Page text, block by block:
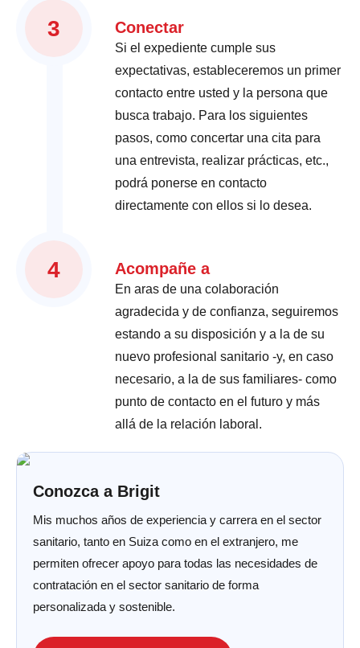
3 Conectar
Si el expediente cumple sus
expectativas, estableceremos un primer
contacto entre usted y la persona que
busca trabajo. Para los siguientes
pasos, como concertar una cita para
una entrevista, realizar prácticas, etc.,
podrá ponerse en contacto
directamente con ellos si lo desea.
4 Acompañe a
En aras de una colaboración
agradecida y de confianza, seguiremos
estando a su disposición y a la de su
nuevo profesional sanitario -y, en caso
necesario, a la de sus familiares- como
punto de contacto en el futuro y más
allá de la relación laboral.
Conozca a Brigit
Mis muchos años de experiencia y carrera en el sector
sanitario, tanto en Suiza como en el extranjero, me
permiten ofrecer apoyo para todas las necesidades de
contratación en el sector sanitario de forma
personalizada y sostenible.